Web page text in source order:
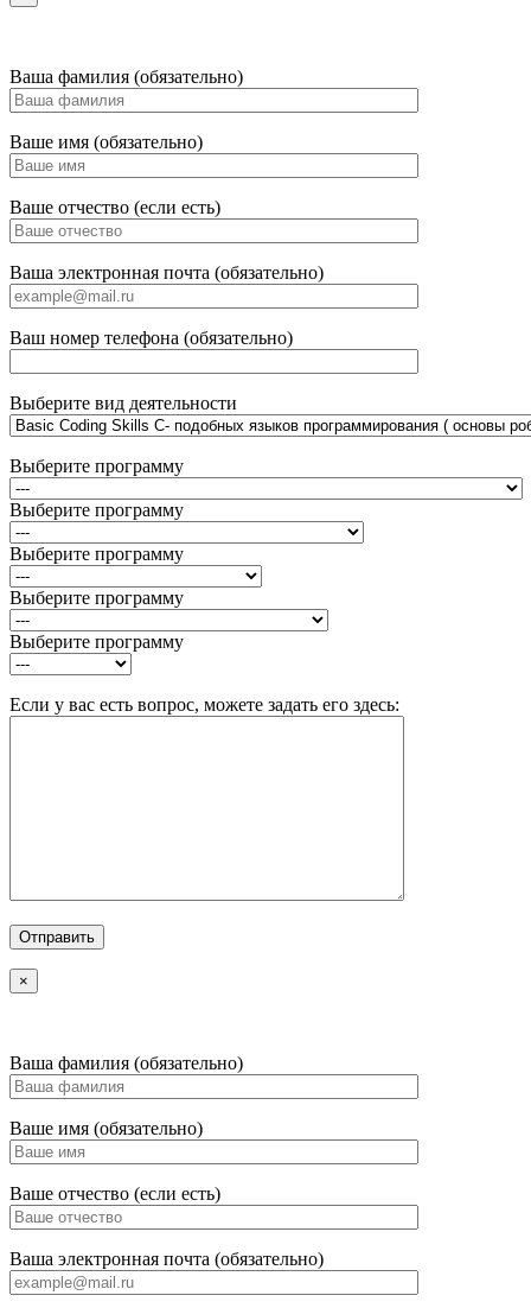
Ваша фамилия (обязательно)
Ваше имя (обязательно)
Ваше отчество (если есть)
Ваша электронная почта (обязательно)
Ваш номер телефона (обязательно)
Выберите вид деятельности
Выберите программу
Выберите программу
Выберите программу
Выберите программу
Выберите программу
Если у вас есть вопрос, можете задать его здесь:
×
Ваша фамилия (обязательно)
Ваше имя (обязательно)
Ваше отчество (если есть)
Ваша электронная почта (обязательно)